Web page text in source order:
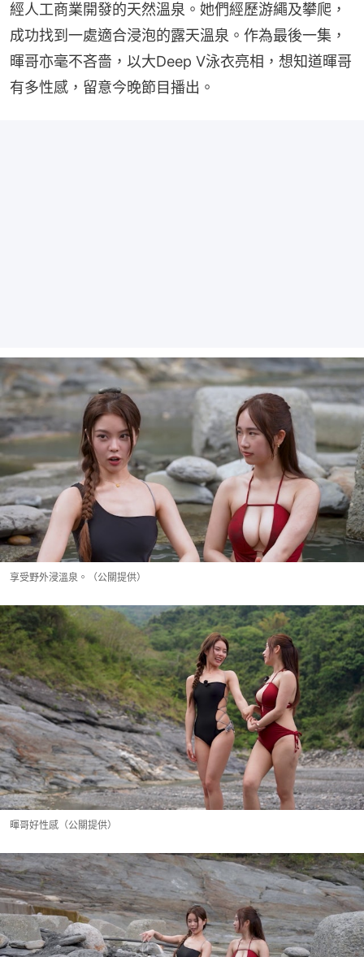
經人工商業開發的天然溫泉。她們經歷游繩及攀爬，
成功找到一處適合浸泡的露天溫泉。作為最後一集，
暉哥亦毫不吝嗇，以大Deep V泳衣亮相，想知道暉哥
有多性感，留意今晚節目播出。
享受野外浸溫泉。（公關提供）
暉哥好性感（公關提供）